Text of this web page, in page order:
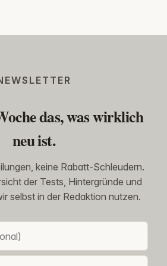
das, was wirklich
neu ist.
keine Rabatt-Schleudern.
der Tests, Hintergründe und
selbst in der Redaktion nutzen.